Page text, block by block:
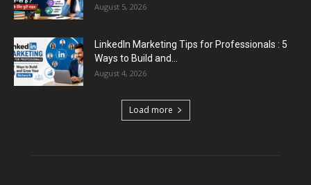
August 5, 2026
LinkedIn Marketing Tips for Professionals : 5
Ways to Build and...
August 4, 2026
Load more